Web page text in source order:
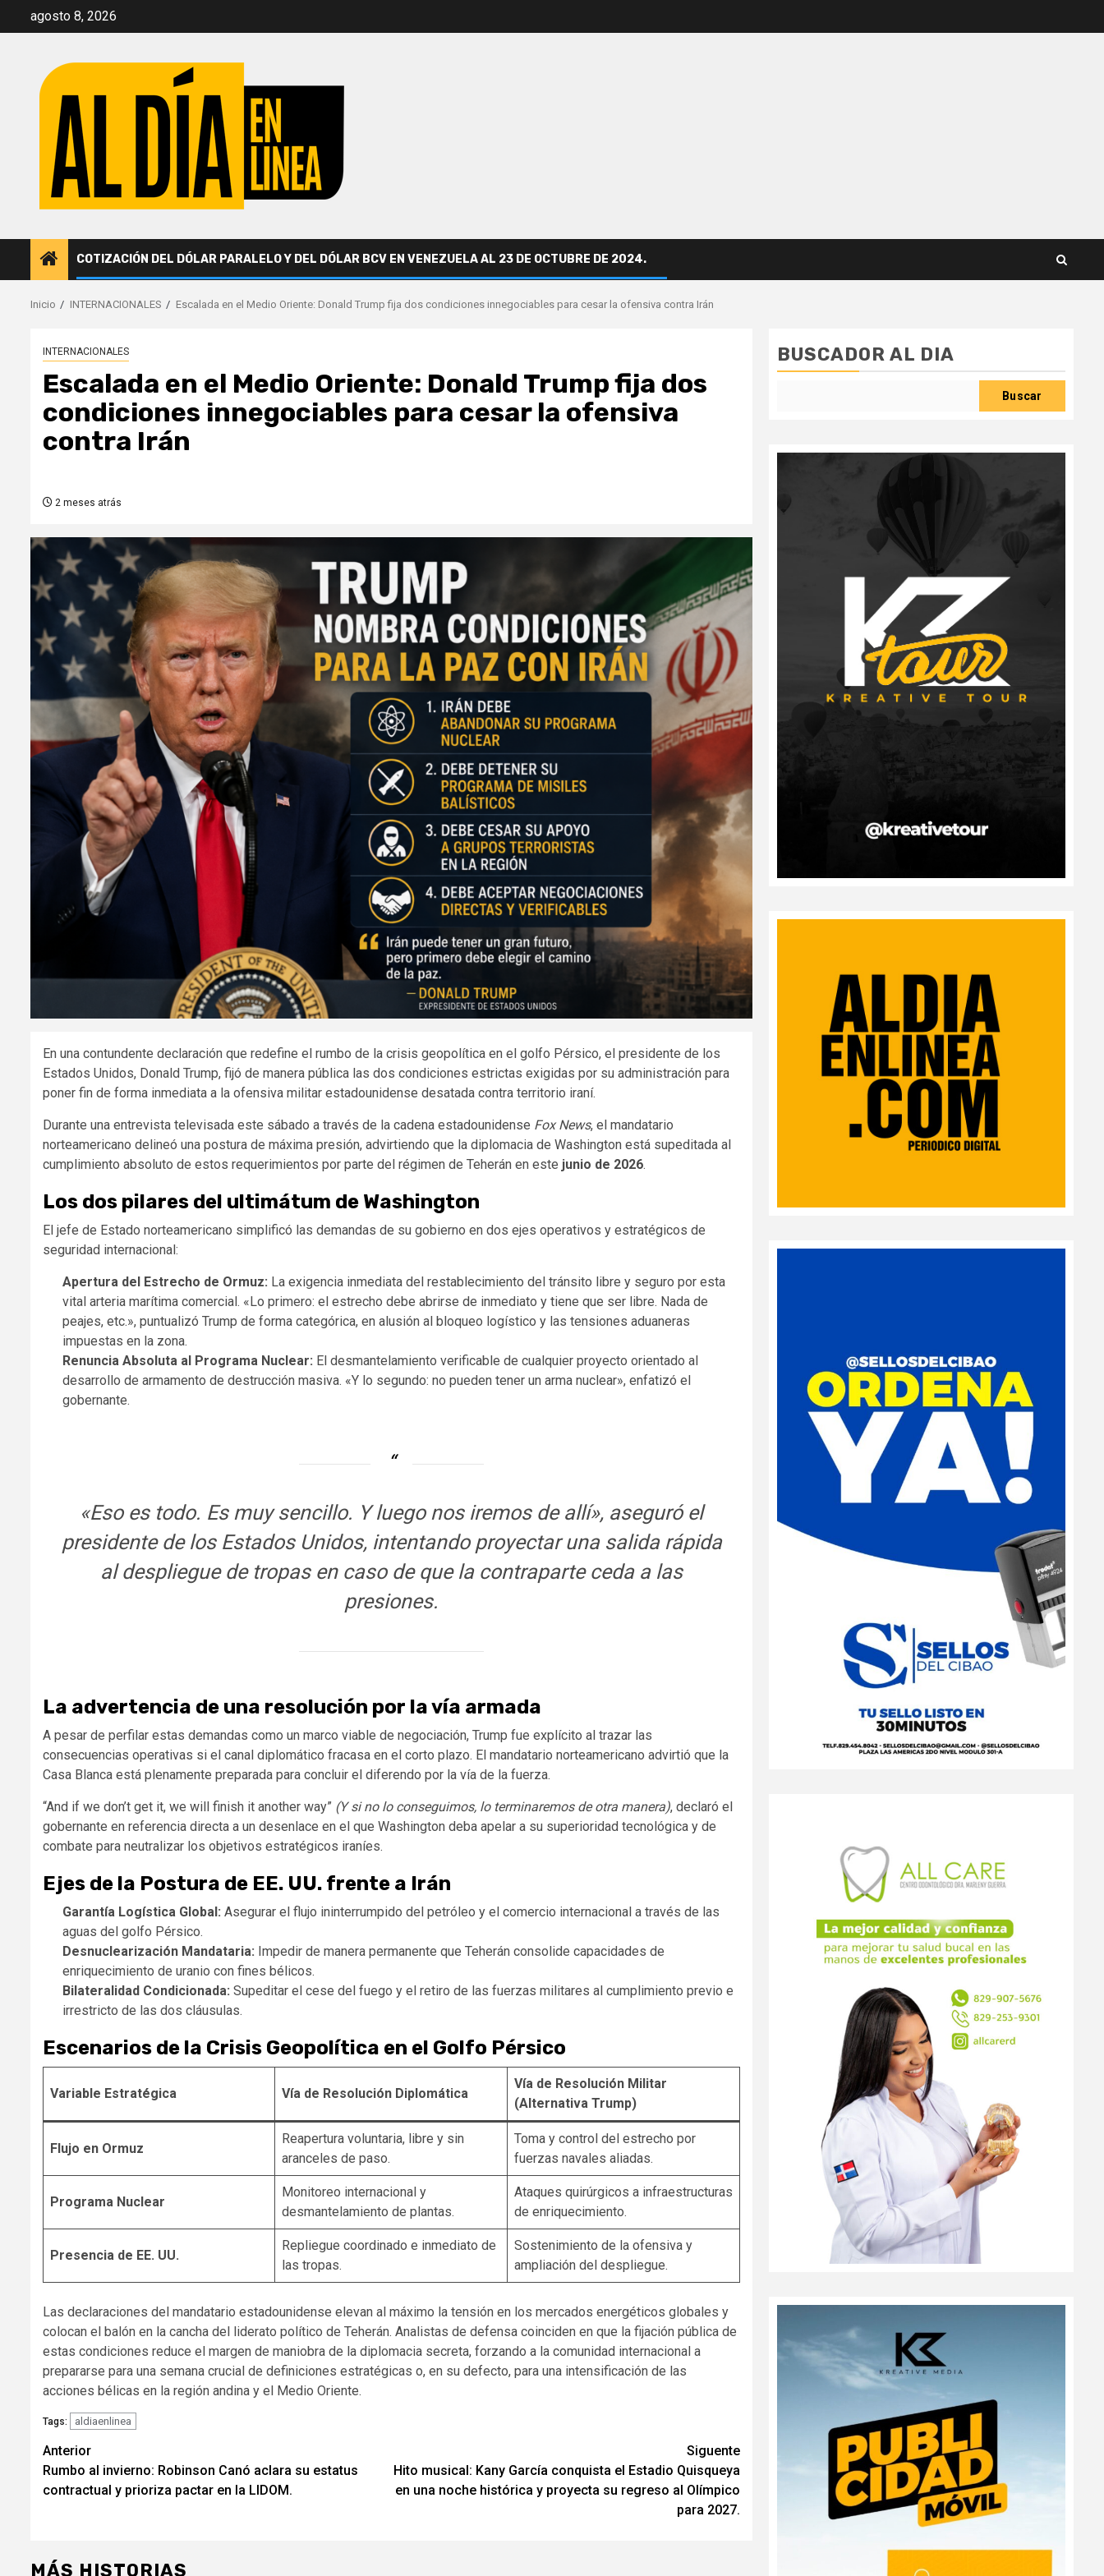
agosto 8, 2026
COTIZACIÓN DEL DÓLAR PARALELO Y DEL DÓLAR BCV EN VENEZUELA AL 23 DE OCTUBRE DE 2024.
Inicio INTERNACIONALES Escalada en el Medio Oriente: Donald Trump fija dos condiciones innegociables para cesar la ofensiva contra Irán
INTERNACIONALES
Escalada en el Medio Oriente: Donald Trump fija dos
condiciones innegociables para cesar la ofensiva
contra Irán
2 meses atrás
En una contundente declaración que redefine el rumbo de la crisis geopolítica en el golfo Pérsico, el presidente de los
Estados Unidos, Donald Trump, fijó de manera pública las dos condiciones estrictas exigidas por su administración para
poner fin de forma inmediata a la ofensiva militar estadounidense desatada contra territorio iraní.
Durante una entrevista televisada este sábado a través de la cadena estadounidense Fox News, el mandatario
norteamericano delineó una postura de máxima presión, advirtiendo que la diplomacia de Washington está supeditada al
cumplimiento absoluto de estos requerimientos por parte del régimen de Teherán en este junio de 2026.
Los dos pilares del ultimátum de Washington
El jefe de Estado norteamericano simplificó las demandas de su gobierno en dos ejes operativos y estratégicos de
seguridad internacional:
Apertura del Estrecho de Ormuz: La exigencia inmediata del restablecimiento del tránsito libre y seguro por esta
vital arteria marítima comercial. «Lo primero: el estrecho debe abrirse de inmediato y tiene que ser libre. Nada de
peajes, etc.», puntualizó Trump de forma categórica, en alusión al bloqueo logístico y las tensiones aduaneras
impuestas en la zona.
Renuncia Absoluta al Programa Nuclear: El desmantelamiento verificable de cualquier proyecto orientado al
desarrollo de armamento de destrucción masiva. «Y lo segundo: no pueden tener un arma nuclear», enfatizó el
gobernante.
«Eso es todo. Es muy sencillo. Y luego nos iremos de allí», aseguró el
presidente de los Estados Unidos, intentando proyectar una salida rápida
al despliegue de tropas en caso de que la contraparte ceda a las
presiones.
La advertencia de una resolución por la vía armada
A pesar de perfilar estas demandas como un marco viable de negociación, Trump fue explícito al trazar las
consecuencias operativas si el canal diplomático fracasa en el corto plazo. El mandatario norteamericano advirtió que la
Casa Blanca está plenamente preparada para concluir el diferendo por la vía de la fuerza.
“And if we don’t get it, we will finish it another way” (Y si no lo conseguimos, lo terminaremos de otra manera), declaró el
gobernante en referencia directa a un desenlace en el que Washington deba apelar a su superioridad tecnológica y de
combate para neutralizar los objetivos estratégicos iraníes.
Ejes de la Postura de EE. UU. frente a Irán
Garantía Logística Global: Asegurar el flujo ininterrumpido del petróleo y el comercio internacional a través de las
aguas del golfo Pérsico.
Desnuclearización Mandataria: Impedir de manera permanente que Teherán consolide capacidades de
enriquecimiento de uranio con fines bélicos.
Bilateralidad Condicionada: Supeditar el cese del fuego y el retiro de las fuerzas militares al cumplimiento previo e
irrestricto de las dos cláusulas.
Escenarios de la Crisis Geopolítica en el Golfo Pérsico
Variable Estratégica Vía de Resolución Diplomática
Vía de Resolución Militar
(Alternativa Trump)
Flujo en Ormuz
Reapertura voluntaria, libre y sin
aranceles de paso.
Toma y control del estrecho por
fuerzas navales aliadas.
Programa Nuclear
Monitoreo internacional y
desmantelamiento de plantas.
Ataques quirúrgicos a infraestructuras
de enriquecimiento.
Presencia de EE. UU.
Repliegue coordinado e inmediato de
las tropas.
Sostenimiento de la ofensiva y
ampliación del despliegue.
Las declaraciones del mandatario estadounidense elevan al máximo la tensión en los mercados energéticos globales y
colocan el balón en la cancha del liderato político de Teherán. Analistas de defensa coinciden en que la fijación pública de
estas condiciones reduce el margen de maniobra de la diplomacia secreta, forzando a la comunidad internacional a
prepararse para una semana crucial de definiciones estratégicas o, en su defecto, para una intensificación de las
acciones bélicas en la región andina y el Medio Oriente.
Tags: aldiaenlinea
Navegación
de
Anterior
Rumbo al invierno: Robinson Canó aclara su estatus
contractual y prioriza pactar en la LIDOM.
Siguente
Hito musical: Kany García conquista el Estadio Quisqueya
en una noche histórica y proyecta su regreso al Olímpico
para 2027.
MÁS HISTORIAS
BUSCADOR AL DIA
Buscar